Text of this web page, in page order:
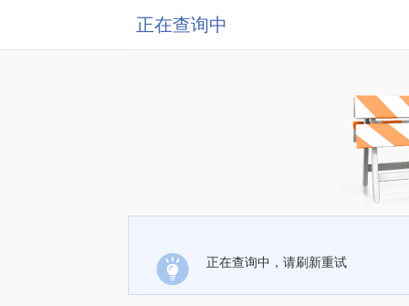
正在查询中
正在查询中，请刷新重试